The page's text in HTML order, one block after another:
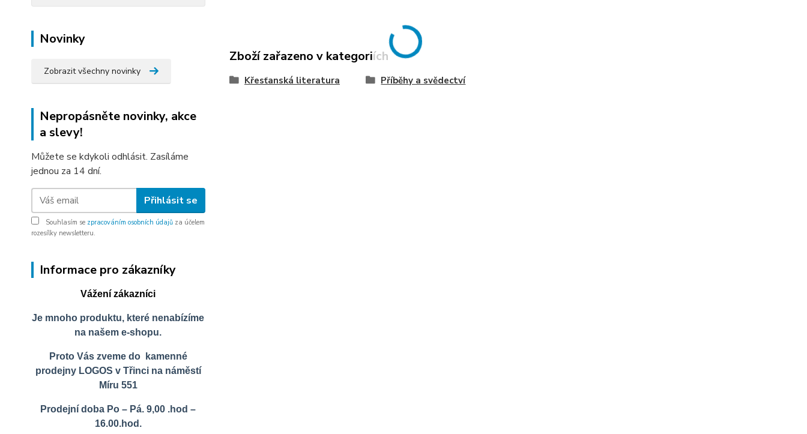
Novinky
Zobrazit všechny novinky
Nepropásněte novinky, akce
a slevy!
Můžete se kdykoli odhlásit. Zasíláme
jednou za 14 dní.
Přihlásit se
Souhlasím se zpracováním osobních údajů za účelem
rozesílky newsletteru.
Informace pro zákazníky
Vážení zákazníci
Je mnoho produktu, které nenabízíme
na našem e-shopu.
Proto Vás zveme do kamenné
prodejny LOGOS v Třinci na náměstí
Míru 551
Prodejní doba Po – Pá. 9,00 .hod –
16.00.hod.
Zboží zařazeno v kategoriích
Křesťanská literatura Příběhy a svědectví